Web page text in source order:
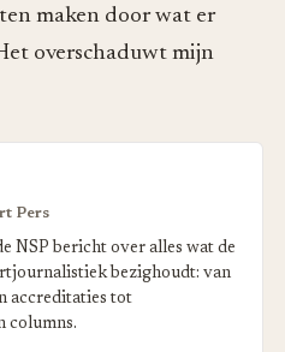
maken door wat er
overschaduwt mijn
Pers
NSP bericht over alles wat de
bezighoudt: van
accreditaties tot
columns.